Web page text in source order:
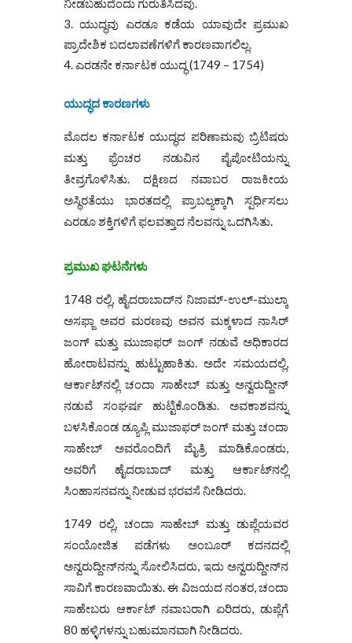
ನೀಡಬಹುದೆಂದು ಗುರುತಿಸಿದವು.
ಯುದ್ಧವು ಎರಡೂ ಕಡೆಯ ಯಾವುದೇ ಪ್ರಮುಖ
ಪ್ರಾದೇಶಿಕ ಬದಲಾವಣೆಗಳಿಗೆ ಕಾರಣವಾಗಲಿಲ್ಲ.
ಎರಡನೇ ಕರ್ನಾಟಕ ಯುದ್ಧ (1749 – 1754)
ಯುದ್ಧದ ಕಾರಣಗಳು
ಮೊದಲ ಕರ್ನಾಟಕ ಯುದ್ಧದ ಪರಿಣಾಮವು ಬ್ರಿಟಿಷರು
ಮತ್ತು ಫ್ರೆಂಚರ ನಡುವಿನ ಪೈಪೋಟಿಯನ್ನು
ತೀವ್ರಗೊಳಿಸಿತು. ದಕ್ಷಿಣದ ನವಾಬರ ರಾಜಕೀಯ
ಅಸ್ಥಿರತೆಯು ಭಾರತದಲ್ಲಿ ಪ್ರಾಬಲ್ಯಕ್ಕಾಗಿ ಸ್ಪರ್ಧಿಸಲು
ಎರಡೂ ಶಕ್ತಿಗಳಿಗೆ ಫಲವತ್ತಾದ ನೆಲವನ್ನು ಒದಗಿಸಿತು.
ಪ್ರಮುಖ ಘಟನೆಗಳು
1748 ರಲ್ಲಿ, ಹೈದರಾಬಾದ್‌ನ ನಿಜಾಮ್-ಉಲ್-ಮುಲ್ಕಾ
ಅಸಫ್ಜಾ ಅವರ ಮರಣವು ಅವನ ಮಕ್ಕಳಾದ ನಾಸಿರ್
ಜಂಗ್ ಮತ್ತು ಮುಜಾಫರ್ ಜಂಗ್ ನಡುವೆ ಅಧಿಕಾರದ
ಹೋರಾಟವನ್ನು ಹುಟ್ಟುಹಾಕಿತು. ಅದೇ ಸಮಯದಲ್ಲಿ,
ಆರ್ಕಾಟ್‌ನಲ್ಲಿ ಚಂದಾ ಸಾಹೇಬ್ ಮತ್ತು ಅನ್ವರುದ್ದೀನ್
ನಡುವೆ ಸಂಘರ್ಷ ಹುಟ್ಟಿಕೊಂಡಿತು. ಅವಕಾಶವನ್ನು
ಬಳಸಿಕೊಂಡ ಡ್ಯೂಪ್ಲಿ ಮುಜಾಫರ್ ಜಂಗ್ ಮತ್ತು ಚಂದಾ
ಸಾಹೇಬ್ ಅವರೊಂದಿಗೆ ಮೈತ್ರಿ ಮಾಡಿಕೊಂಡರು,
ಅವರಿಗೆ ಹೈದರಾಬಾದ್ ಮತ್ತು ಆರ್ಕಾಟ್‌ನಲ್ಲಿ
ಸಿಂಹಾಸನವನ್ನು ನೀಡುವ ಭರವಸೆ ನೀಡಿದರು.
1749 ರಲ್ಲಿ, ಚಂದಾ ಸಾಹೇಬ್ ಮತ್ತು ಡುಪ್ಲೆಯವರ
ಸಂಯೋಜಿತ ಪಡೆಗಳು ಅಂಬೂರ್ ಕದನದಲ್ಲಿ
ಅನ್ವರುದ್ದೀನ್‌ನನ್ನು ಸೋಲಿಸಿದರು, ಇದು ಅನ್ವರುದ್ದೀನ್‌ನ
ಸಾವಿಗೆ ಕಾರಣವಾಯಿತು. ಈ ವಿಜಯದ ನಂತರ, ಚಂದಾ
ಸಾಹೇಬರು ಆರ್ಕಾಟ್ ನವಾಬರಾಗಿ ಏರಿದರು, ಡುಪ್ಲೆಗೆ
80 ಹಳ್ಳಿಗಳನ್ನು ಬಹುಮಾನವಾಗಿ ನೀಡಿದರು.